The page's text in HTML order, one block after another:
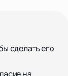
сделать его
на